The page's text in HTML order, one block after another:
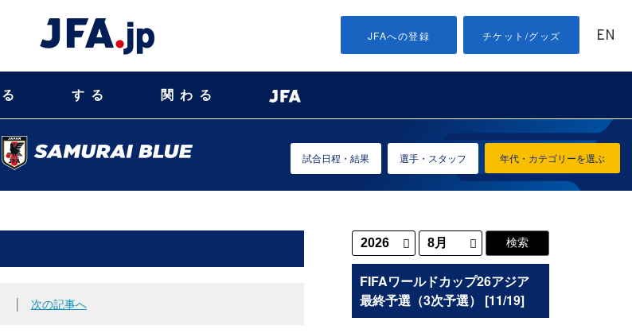
JFAへの登録 チケット/グッズ EN
する 関わる
年代・カテゴリーを選ぶ
試合日程・結果 選手・スタッフ
次の記事へ
FIFAワールドカップ26アジア
最終予選（3次予選） [11/19]